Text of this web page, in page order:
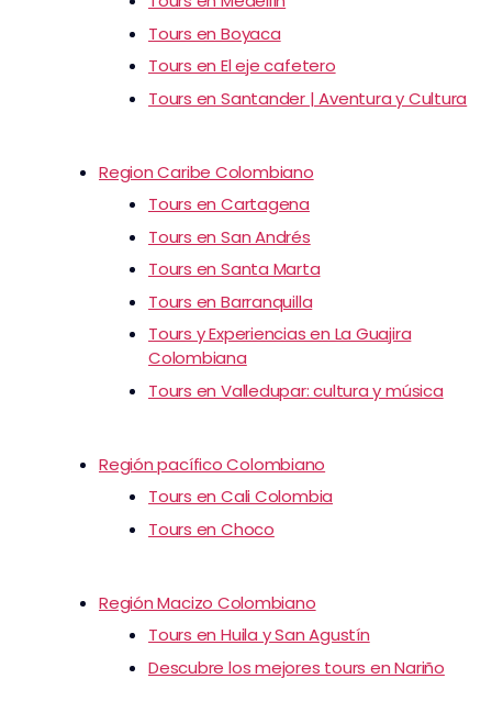
Tours en Boyaca
Tours en El eje cafetero
Tours en Santander | Aventura y Cultura
Region Caribe Colombiano
Tours en Cartagena
Tours en San Andrés
Tours en Santa Marta
Tours en Barranquilla
Tours y Experiencias en La Guajira
Colombiana
Tours en Valledupar: cultura y música
Región pacífico Colombiano
Tours en Cali Colombia
Tours en Choco
Región Macizo Colombiano
Tours en Huila y San Agustín
Descubre los mejores tours en Nariño